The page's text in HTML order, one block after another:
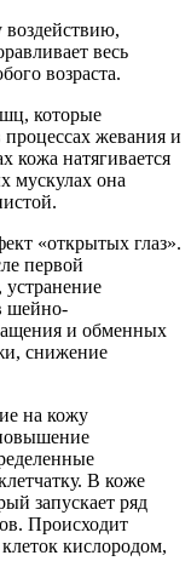
воздействию,
весь
возраста.
которые
жевания и
кожа натягивается
мускулах она
«открытых глаз».
первой
шейно-
и обменных
снижение
на кожу
В коже
запускает ряд
Происходит
кислородом,